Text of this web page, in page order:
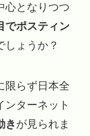
心となりつつ
でポスティン
しょうか？
限らず日本全
ンターネット
き が見られま